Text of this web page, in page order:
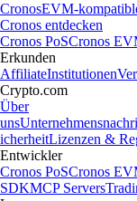
CronosEVM-
Cronos entdecken
Cronos PoSCronos
Erkunden
AffiliateInstitutionen
Crypto.com
Über
uns
icherheitLizenzen &
Entwickler
Cronos PoSCronos
SDKMCP Servers